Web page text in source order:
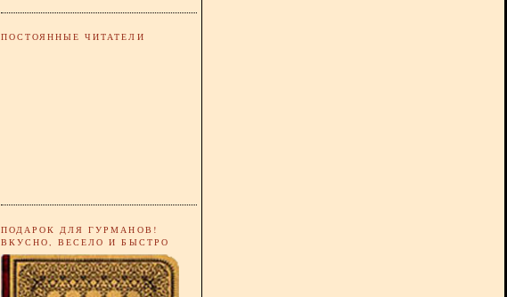
ПОСТОЯННЫЕ ЧИТАТЕЛИ
ПОДАРОК ДЛЯ ГУРМАНОВ!
ВКУСНО, ВЕСЕЛО И БЫСТРО